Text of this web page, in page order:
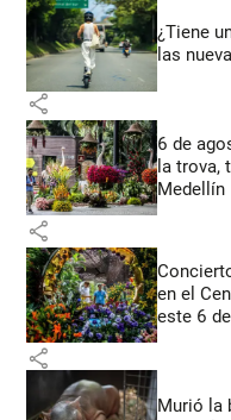
¿Tiene
las
share
6 de
la trova,
Medellín
share
en el
este 6
share
Murió la